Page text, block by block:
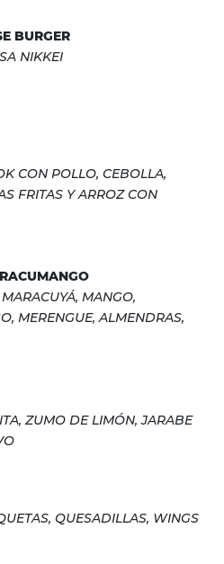
BURGER
NIKKEI
CON POLLO, CEBOLLA,
FRITAS Y ARROZ CON
MANGO,
MERENGUE, ALMENDRAS,
ZUMO DE LIMÓN, JARABE
QUESADILLAS, WINGS